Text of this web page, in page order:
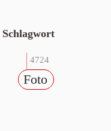
Schlagwort
4724
Foto